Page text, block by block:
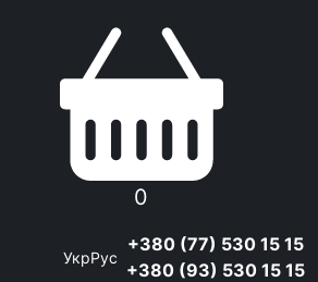
0
УкрРус
+380 (77) 530 15 15
+380 (93) 530 15 15